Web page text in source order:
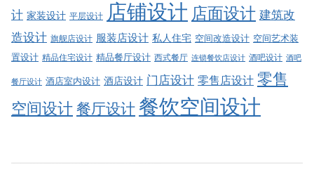
计 家装设计 平层设计 店铺设计 店面设计 建筑改
造设计 旗舰店设计 服装店设计 私人住宅 空间改造设计 空间艺术装
置设计 精品住宅设计 精品餐厅设计 西式餐厅 连锁餐饮店设计 酒吧设计 酒吧
餐厅设计 酒店室内设计 酒店设计 门店设计 零售店设计 零售
空间设计餐厅设计 餐饮空间设计